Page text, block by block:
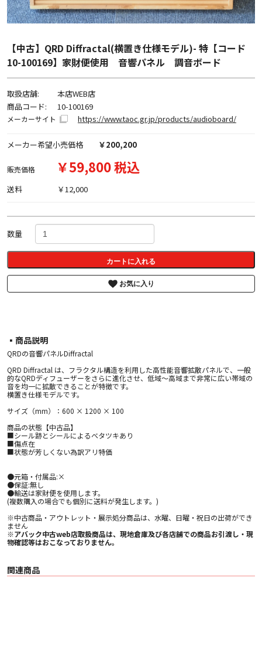
【中古】QRD Diffractal(横置き仕様モデル)- 特【コード
10-100169】家財便使用 音響パネル 調音ボード
取扱店舗:
本店WEB店
商品コード:
10-100169
メーカーサイト https://www.taoc.gr.jp/products/audioboard/
メーカー希望小売価格 ￥200,200
販売価格 ￥59,800 税込
送料 ￥12,000
数量
カートに入れる
お気に入り
▪︎商品説明
QRDの音響パネルDiffractal
QRD Diffractal は、フラクタル構造を利用した高性能音響拡散パネルで、一般
的なQRDディフューザーをさらに進化させ、低域〜高域まで非常に広い帯域の
音を均一に拡散できることが特徴です。
横置き仕様モデルです。
サイズ（mm）：600 × 1200 × 100
商品の状態【中古品】
■シール跡とシールによるベタツキあり
■傷点在
■状態が芳しくない為訳アリ特価
●元箱・付属品:×
●保証:無し
●輸送は家財便を使用します。
(複数購入の場合でも個別に送料が発生します。)
※中古商品・アウトレット・展示処分商品は、水曜、日曜・祝日の出荷ができ
ません
※アバック中古web店取扱商品は、現地倉庫及び各店舗での商品お引渡し・現
物確認等はおこなっておりません。
関連商品